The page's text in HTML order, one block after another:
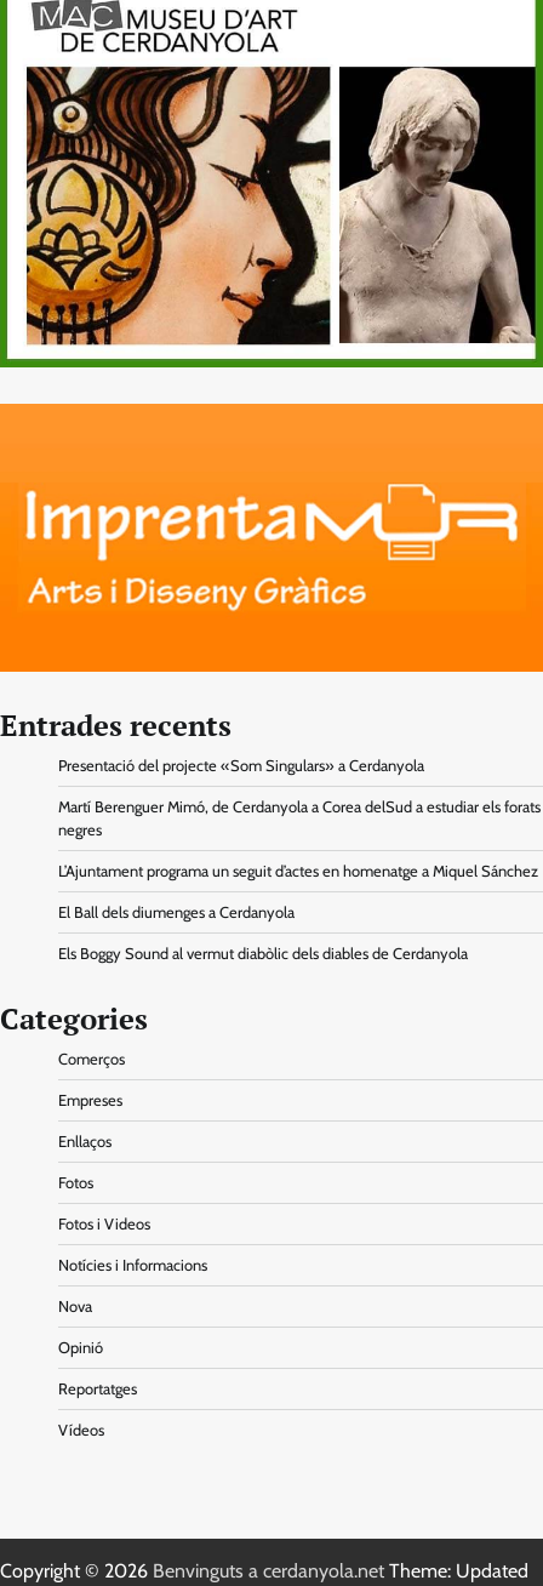
Entrades recents
Presentació del projecte «Som Singulars» a Cerdanyola
Martí Berenguer Mimó, de Cerdanyola a Corea delSud a estudiar els forats
negres
L’Ajuntament programa un seguit d’actes en homenatge a Miquel Sánchez
El Ball dels diumenges a Cerdanyola
Els Boggy Sound al vermut diabòlic dels diables de Cerdanyola
Categories
Comerços
Empreses
Enllaços
Fotos
Fotos i Videos
Notícies i Informacions
Nova
Opinió
Reportatges
Vídeos
Copyright © 2026 Benvinguts a cerdanyola.net Theme: Updated